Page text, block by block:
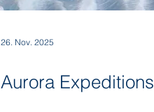
26. Nov. 2025
Aurora Expeditions